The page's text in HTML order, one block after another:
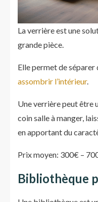
La verrière est une
grande pièce.
Elle permet de
assombrir l’intérieur.
Une verrière peut être
coin salle à manger,
en apportant du
Prix moyen: 300€ –
Bibliothèque